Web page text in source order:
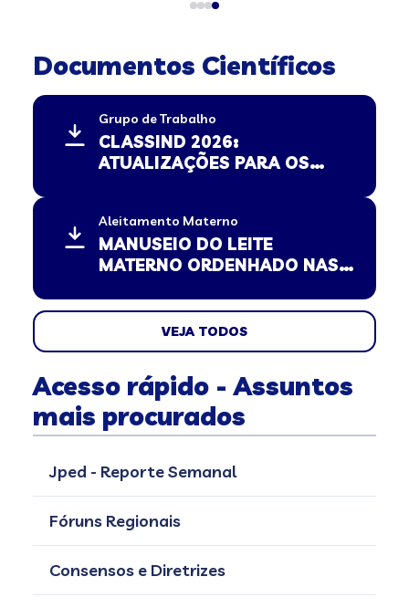
Documentos Científicos
Grupo de Trabalho
CLASSIND 2026:
ATUALIZAÇÕES PARA OS
DE JUSTIÇA E SEGURANÇA
PÚBLICA
Aleitamento Materno
MANUSEIO DO LEITE
MATERNO ORDENHADO NAS
VEJA TODOS
Acesso rápido - Assuntos
mais procurados
Jped - Reporte Semanal
Fóruns Regionais
Consensos e Diretrizes